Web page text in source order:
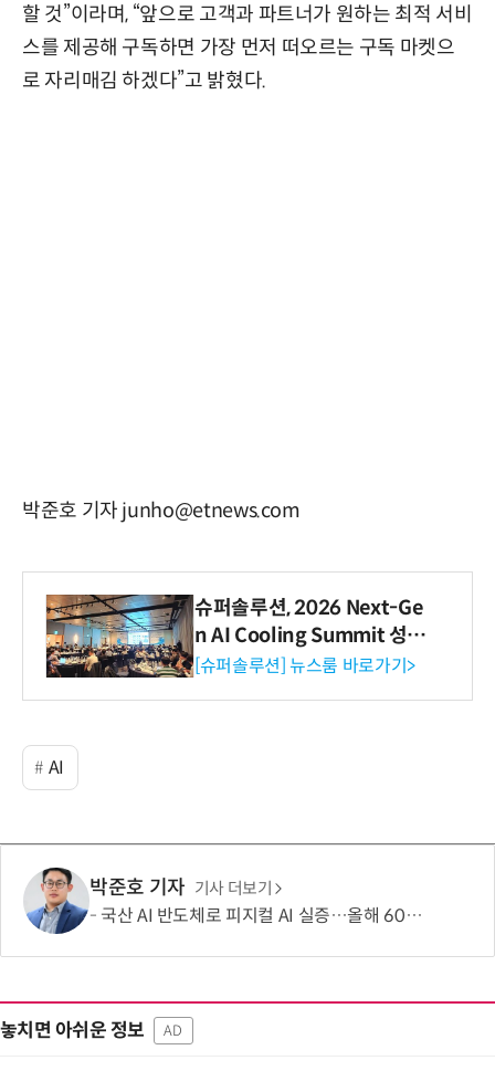
할 것”이라며, “앞으로 고객과 파트너가 원하는 최적 서비
스를 제공해 구독하면 가장 먼저 떠오르는 구독 마켓으
로 자리매김 하겠다”고 밝혔다.
박준호 기자 junho@etnews.com
슈퍼솔루션, 2026 Next-Ge
n AI Cooling Summit 성황
리 성료
[슈퍼솔루션] 뉴스룸 바로가기>
AI
박준호 기자 기사 더보기
국산 AI 반도체로 피지컬 AI 실증…올해 600억 투입
놓치면 아쉬운 정보 AD